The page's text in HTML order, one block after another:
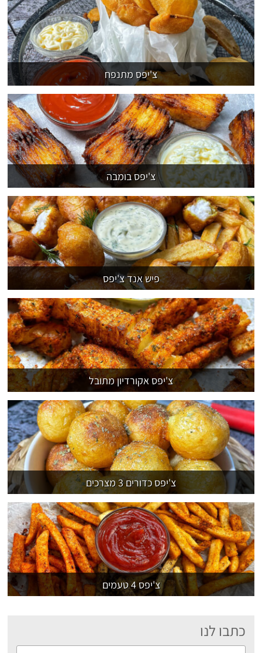
צ'יפס מתנפח
צ'יפס בומבה
פיש אנד צ'יפס
צ'יפס אקורדיון מתובל
צ'יפס כדורים 3 מצרכים
צ'יפס 4 טעמים
כתבו לנו